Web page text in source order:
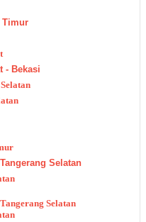
Timur
- Bekasi
Selatan
Selatan